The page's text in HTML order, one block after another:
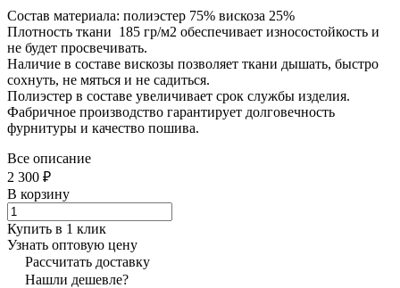
Состав материала: полиэстер 75% вискоза 25%
Плотность ткани 185 гр/м2 обеспечивает износостойкость и
не будет просвечивать.
Наличие в составе вискозы позволяет ткани дышать, быстро
сохнуть, не мяться и не садиться.
Полиэстер в составе увеличивает срок службы изделия.
Фабричное производство гарантирует долговечность
фурнитуры и качество пошива.
Все описание
2 300 ₽
В корзину
Купить в 1 клик
Узнать оптовую цену
Рассчитать доставку
Нашли дешевле?